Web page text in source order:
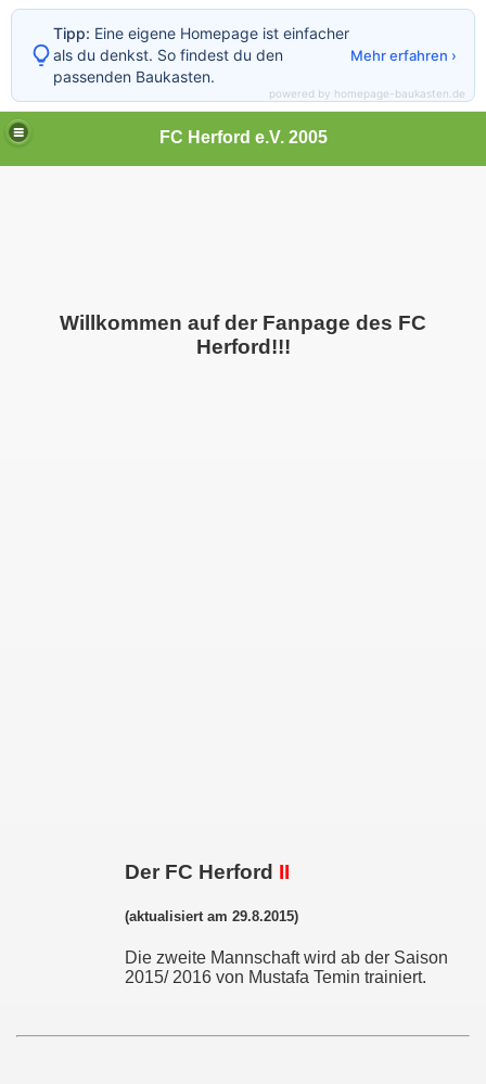
FC Herford e.V. 2005
Willkommen auf der Fanpage des FC
Herford!!!
Der FC Herford II
(aktualisiert am 29.8.2015)
Die zweite Mannschaft wird ab der Saison
2015/ 2016 von Mustafa Temin trainiert.
Tipp: Eine eigene Homepage ist einfacher
als du denkst. So findest du den
passenden Baukasten.
Mehr erfahren ›
powered by homepage-baukasten.de